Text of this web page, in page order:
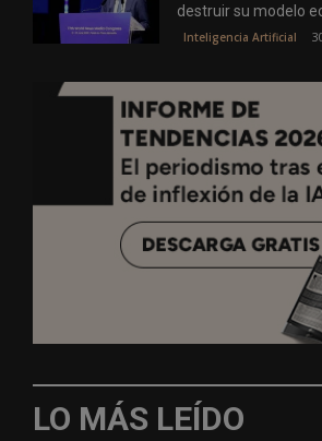
destruir su modelo
Inteligencia Artificial
LO MÁS LEÍDO